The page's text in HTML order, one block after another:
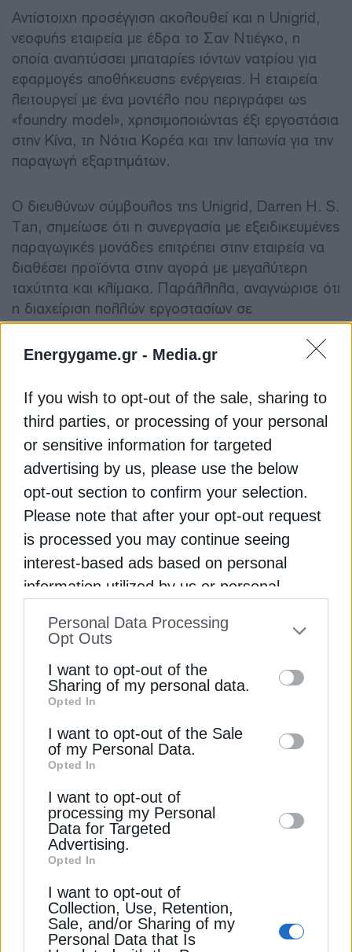
Energygame.gr - Media.gr
If you wish to opt-out of the sale, sharing to
third parties, or processing of your personal
or sensitive information for targeted
advertising by us, please use the below
opt-out section to confirm your selection.
Please note that after your opt-out request
is processed you may continue seeing
interest-based ads based on personal
information utilized by us or personal
to your opt-out. You may separately opt-out
information by third parties on the IAB’s list
of downstream participants. This
information may also be disclosed by us to
third parties on theIAB’s List of
Downstream Participants
disclose it to other third parties.
Personal Data Processing
Opt Outs
I want to opt-out of the
Sharing of my personal data.
Opted In
I want to opt-out of the Sale
of my Personal Data.
Opted In
I want to opt-out of
processing my Personal
Data for Targeted
Advertising.
Opted In
I want to opt-out of
Collection, Use, Retention,
Sale, and/or Sharing of my
Personal Data that Is
Αντίστοιχη προσέγγιση ακολουθεί και η Unigrid,
νεοφυής εταιρεία με έδρα το Σαν Ντιέγκο, η
οποία αναπτύσσει μπαταρίες ιόντων νατρίου για
εφαρμογές αποθήκευσης ενέργειας. Η εταιρεία
λειτουργεί με ένα μοντέλο που περιγράφει ως
«foundry model», χρησιμοποιώντας έξι εργοστάσια
στην Κίνα, τη Νότια Κορέα και την Ιαπωνία για την
παραγωγή εξαρτημάτων.
Ο διευθύνων σύμβουλος της Unigrid, Darren H. S.
Tan, σημείωσε ότι η συνεργασία με εξειδικευμένες
παραγωγικές μονάδες επιτρέπει στην εταιρεία να
διαθέσει προϊόντα στην αγορά με μεγαλύτερη
ταχύτητα και κλίμακα. Παράλληλα, αναγνώρισε ότι
η διαχείριση πολλών εργοστασίων σε
διαφορετικές χώρες αποτελεί σημαντική
οργανωτική και εφοδιαστική πρόκληση.
Όπως εξήγησε, η συνεργασία με πολλούς
παραγωγικούς εταίρους μπορεί να εξελιχθεί σε
«λογιστικό εφιάλτη», όμως παραμένει αναγκαία,
καθώς καμία μεμονωμένη εταιρεία δεν διαθέτει
πλήρη γνώση και τεχνογνωσία σε όλα τα στάδια
της αλυσίδας παραγωγής μιας μπαταρίας. Από τα
υλικά και τα ηλεκτρόδια έως τη συναρμολόγηση
και τον τελικό ποιοτικό έλεγχο, η παραγωγή
απαιτεί εξειδικευμένες δυνατότητες που
βρίσκονται κατανεμημένες σε διαφορετικές
επιχειρήσεις και γεωγραφικές περιοχές.
Το τίμημα της εξάρτησης από
την Ασία
παραγωγική βάση, πάντως, εντείνει και τους
προβληματισμούς για την τεχνολογική αυτονομία
Αναλυτές επισημαίνουν ότι η συνεργασία με
κινεζικούς κατασκευαστές ενέχει κινδύνους που
σχετίζονται τόσο με τη διαρροή πνευματικής
ιδιοκτησίας όσο και με την περαιτέρω εξάρτηση
από τις εφοδιαστικές αλυσίδες της Κίνας.
Ο Max Reid, επικεφαλής του τομέα μπαταριών στη
συμβουλευτική CRU, ανέφερε ότι η ασιατική